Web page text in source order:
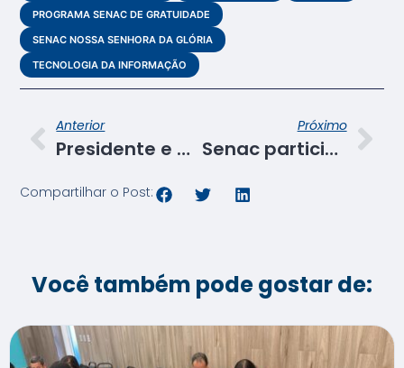
PROGRAMA SENAC DE GRATUIDADE
SENAC NOSSA SENHORA DA GLÓRIA
TECNOLOGIA DA INFORMAÇÃO
Anterior
Presidente e diretor do Senac visitam o Centro de Educação Profissional de Tobias Barreto
Próximo
Senac participa da abertura do Moda Mix 2024
Compartilhar o Post:
Você também pode gostar de: